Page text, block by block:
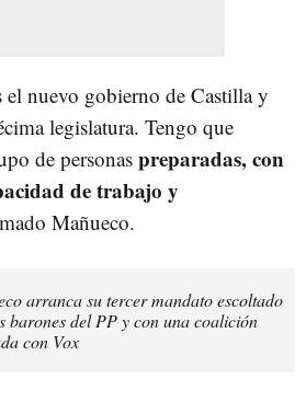
el nuevo gobierno de Castilla y
legislatura. Tengo que
de personas preparadas, con
de trabajo y
Mañueco.
arranca su tercer mandato escoltado
barones del PP y con una coalición
con Vox